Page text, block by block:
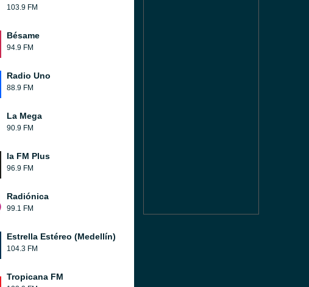
103.9 FM
Bésame
94.9 FM
Radio Uno
88.9 FM
La Mega
90.9 FM
la FM Plus
96.9 FM
Radiónica
99.1 FM
Estrella Estéreo (Medellín)
104.3 FM
Tropicana FM